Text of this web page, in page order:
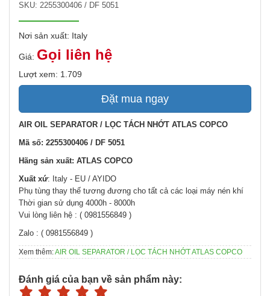
SKU: 2255300406 / DF 5051
Nơi sản xuất: Italy
Giá: Gọi liên hệ
Lượt xem: 1.709
Đặt mua ngay
AIR OIL SEPARATOR / LỌC TÁCH NHỚT ATLAS COPCO
Mã số: 2255300406 / DF 5051
Hãng sản xuất: ATLAS COPCO
Xuất xứ: Italy - EU / AYIDO
Phụ tùng thay thế tương đương cho tất cả các loại máy nén khí
Thời gian sử dụng 4000h - 8000h
Vui lòng liên hệ : ( 0981556849 )
Zalo : ( 0981556849 )
Xem thêm:AIR OIL SEPARATOR / LỌC TÁCH NHỚT ATLAS COPCO
Đánh giá của bạn về sản phẩm này: